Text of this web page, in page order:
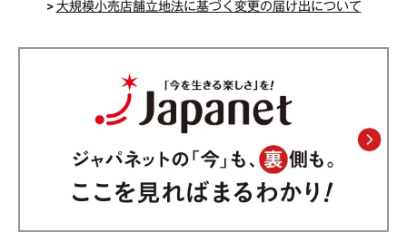
>大規模小売店舗立地法に基づく変更の届け出について